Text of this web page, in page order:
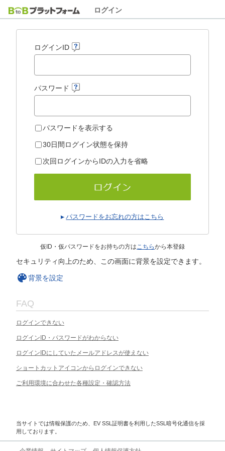
ログイン
ログインID
パスワード
パスワードを表示する
30日間ログイン状態を保持
次回ログインからIDの入力を省略
パスワードをお忘れの方はこちら
仮ID・仮パスワードをお持ちの方はこちらから本登録
セキュリティ向上のため、この画面に背景を設定できます。
背景を設定
FAQ
ログインできない
ログインID・パスワードがわからない
ログインIDにしていたメールアドレスが使えない
ショートカットアイコンからログインできない
ご利用環境に合わせた各種設定・確認方法
当サイトでは情報保護のため、EV SSL証明書を利用したSSL暗号化通信を採
用しております。